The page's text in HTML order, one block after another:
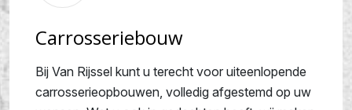
Carrosseriebouw
Bij Van Rijssel kunt u terecht voor uiteenlopende
carrosserieopbouwen, volledig afgestemd op uw